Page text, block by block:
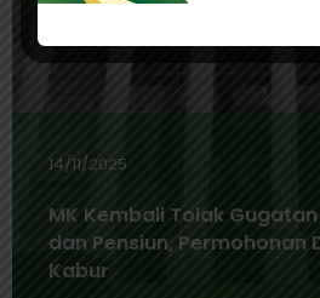
14/11/2025
MK Kembali Tolak
dan Pensiun, Permohonan
Kabur